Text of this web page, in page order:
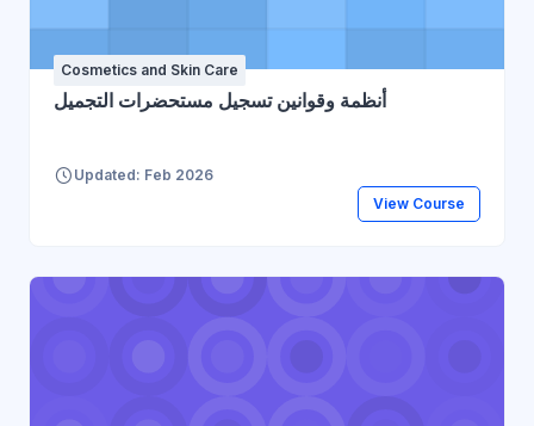
Cosmetics and Skin Care
أنظمة وقوانين تسجيل مستحضرات التجميل
Updated: Feb 2026
View Course